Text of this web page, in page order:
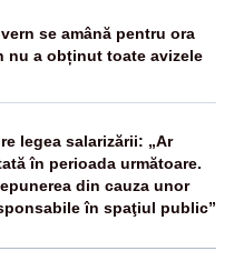
se amână pentru ora
nu a obținut toate avizele
legea salarizării: „Ar
în perioada următoare.
din cauza unor
în spaţiul public”